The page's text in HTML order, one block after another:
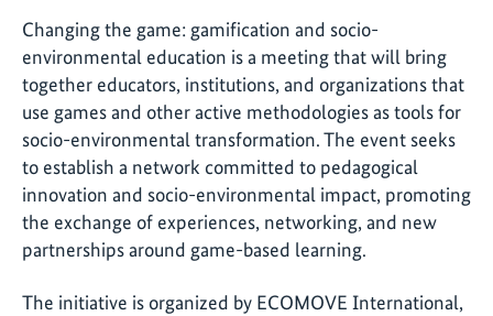
Changing the game: gamification and socio-
environmental education is a meeting that will bring
together educators, institutions, and organizations that
use games and other active methodologies as tools for
socio-environmental transformation. The event seeks
to establish a network committed to pedagogical
innovation and socio-environmental impact, promoting
the exchange of experiences, networking, and new
partnerships around game-based learning.
The initiative is organized by ECOMOVE International,